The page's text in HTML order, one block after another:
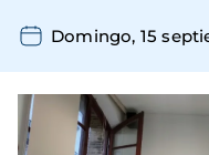
Domingo, 15